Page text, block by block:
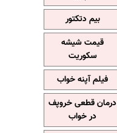
بیم دتکتور
قیمت شیشه
سکوریت
فیلم آپنه خواب
درمان قطعی خروپف
در خواب